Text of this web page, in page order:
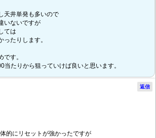
天井単発も多いので
いないですが
ては
ったりします。
す。
たりから狙っていけば良いと思います。
的にリセットが強かったですが
返信